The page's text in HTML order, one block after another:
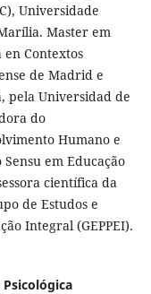
Universidade
Master em
Contextos
de Madrid e
pela Universidad de
do
Humano e
em Educação
científica da
de Estudos e
Integral (GEPPEI).
Psicológica